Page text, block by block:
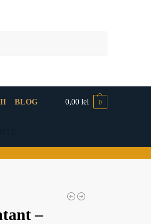
BLOG 0,00 lei 0
–